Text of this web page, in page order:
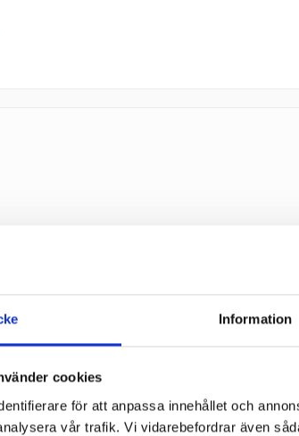
Information
cookies
för att anpassa innehållet och
vår trafik. Vi vidarebefordrar även